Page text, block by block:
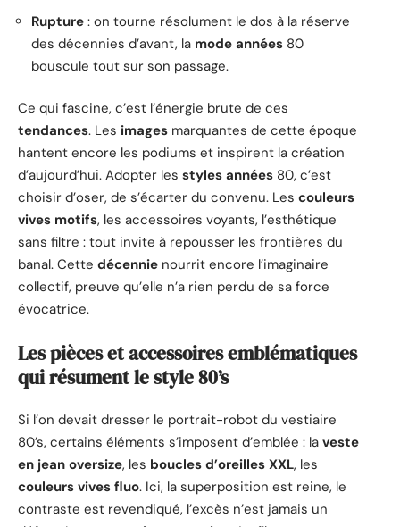
Rupture : on tourne résolument le dos à la réserve
des décennies d’avant, la mode années 80
bouscule tout sur son passage.
Ce qui fascine, c’est l’énergie brute de ces
tendances. Les images marquantes de cette époque
hantent encore les podiums et inspirent la création
d’aujourd’hui. Adopter les styles années 80, c’est
choisir d’oser, de s’écarter du convenu. Les couleurs
vives motifs, les accessoires voyants, l’esthétique
sans filtre : tout invite à repousser les frontières du
banal. Cette décennie nourrit encore l’imaginaire
collectif, preuve qu’elle n’a rien perdu de sa force
évocatrice.
Les pièces et accessoires emblématiques
qui résument le style 80’s
Si l’on devait dresser le portrait-robot du vestiaire
80’s, certains éléments s’imposent d’emblée : la veste
en jean oversize, les boucles d’oreilles XXL, les
couleurs vives fluo. Ici, la superposition est reine, le
contraste est revendiqué, l’excès n’est jamais un